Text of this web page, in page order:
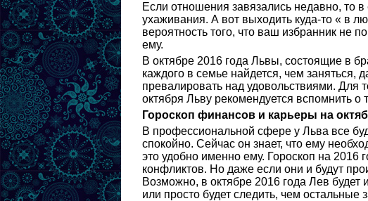
Если отношения завязались недавно, то
ухаживания. А вот выходить куда-то « в
вероятность того, что ваш избранник не
ему.
В октябре 2016 года Львы, состоящие в
каждого в семье найдется, чем заняться,
превалировать над удовольствиями. Для
октября Льву рекомендуется вспомнить о
Гороскоп финансов и карьеры на
В профессиональной сфере у Льва все
спокойно. Сейчас он знает, что ему
это удобно именно ему. Гороскоп на 2016
конфликтов. Но даже если они и будут
Возможно, в октябре 2016 года Лев будет
или просто будет следить, чем остальные